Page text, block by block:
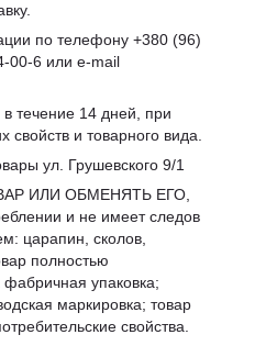
по телефону +380 (96)
00-6 или e-mail
течение 14 дней, при
свойств и товарного вида.
ул. Грушевского 9/1
ИЛИ ОБМЕНЯТЬ ЕГО,
и не имеет следов
царапин, сколов,
полностью
упаковка;
маркировка; товар
свойства.